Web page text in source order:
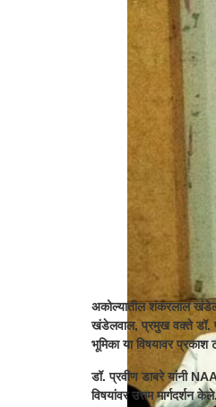
अकोल्यातील शंकरलाल
खंडेलवाल, प्रमुख वक्ते डॉ.
भूमिका या विषयावर
डॉ. प्रवीण डाबरे यांनी
विषयांवर उत्तम मार्गदर्शन